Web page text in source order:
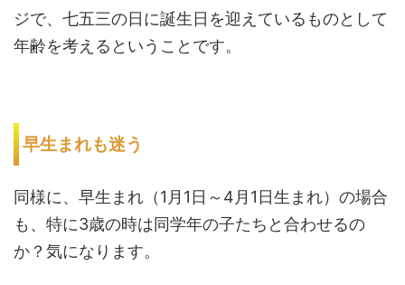
ジで、七五三の日に誕生日を迎えているものとして
年齢を考えるということです。
早生まれも迷う
同様に、早生まれ（1月1日～4月1日生まれ）の場合
も、特に3歳の時は同学年の子たちと合わせるの
か？気になります。